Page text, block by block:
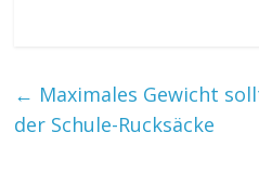
← Maximales Gewicht
der Schule-Rucksäcke